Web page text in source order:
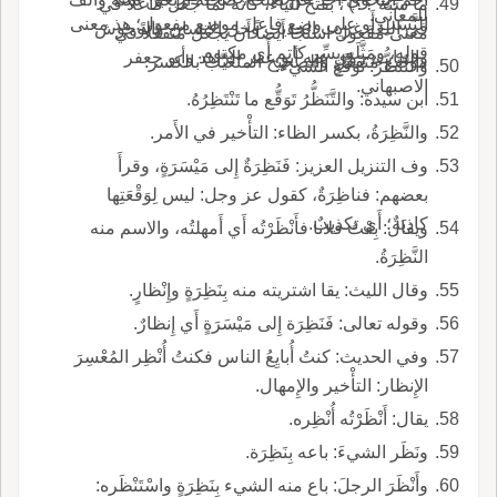
للمعاني.
النَّسَبِ أَو على وضع فاعل موضع مفعول؛ هذ معنى
قوله، ومَثَّلَه بِسِّرٍ كاتم أَي مكتوم.
في اللغة غريب الحديث وخل الانسان والوحوش
والنبات، روى عنه أبو عمر الزاهد وأبو جعفر
الاصبهاني.
معنى مفعول استجا أَيضاً أَن يجعل مُتَفَعَّلاً في
موضع مُتَفَعِّلٍ والصحيح المتَغَيِّب بالكسر.
والتَّنَظُّرُ: تَوَقَّع الشيء.
ابن سيده: والتَّنَظُّرُ تَوَقُّع ما تَنْتَظِرُهُ.
والنَّظِرَةُ، بكسر الظاء: التأْخير في الأَمر.
وف التنزيل العزيز: فَنَظِرَةٌ إِلى مَيْسَرَةٍ، وقرأَ
بعضهم: فناظِرَةٌ، كقول عز وجل: ليس لِوَقْعَتِها
كاذِبَةٌ؛ أَي تكذيبٌ.
ويقال: بِعْتُ فلانا فأَنْظَرْتُه أَي أَمهلتُه، والاسم منه
النَّظِرَةُ.
وقال الليث: يقا اشتريته منه بِنَظِرَةٍ وإِنْظارٍ.
وقوله تعالى: فَنَظِرَة إِلى مَيْسَرَةٍ أَي إِنظارٌ.
وفي الحديث: كنتُ أُبايِعُ الناس فكنتُ أُنْظِر المُعْسِرَ
الإِنظار: التأْخير والإِمهال.
يقال: أَنْظَرْتُه أُنْظِره.
ونَظَر الشيءَ: باعه بِنَظِرَة.
وأَنْظَرَ الرجلَ: باع منه الشيء بِنَظِرَةٍ واسْتَنْظَره: